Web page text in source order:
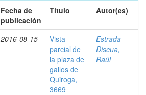
Fecha de
publicación
Título Autor(es)
2016-08-15
Vista
parcial de
la plaza de
gallos de
Quiroga,
3669
Estrada
Discua,
Raúl